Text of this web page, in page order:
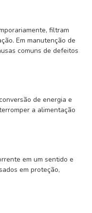
filtram
Em manutenção de
comuns de defeitos
de energia e
a alimentação
em um sentido e
em proteção,